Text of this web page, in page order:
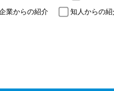
業からの紹介 知人からの紹